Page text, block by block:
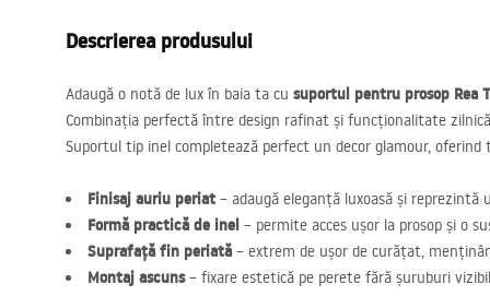
Descrierea produsului
Adaugă o notă de lux în baia ta cu suportul pentru prosop Rea
Combinația perfectă între design rafinat și funcționalitate
Suportul tip inel completează perfect un decor glamour,
Finisaj auriu periat – adaugă eleganță luxoasă și
Formă practică de inel – permite acces ușor la prosop și o
Suprafață fin periată – extrem de ușor de curățat,
Montaj ascuns– fixare estetică pe perete fără șuruburi